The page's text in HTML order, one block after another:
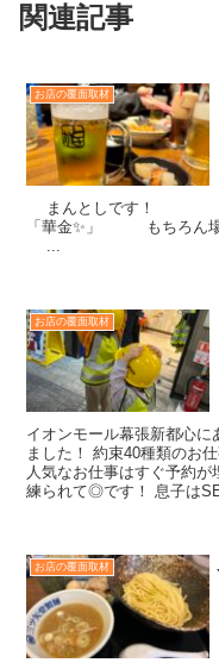
関連記事
お店の覆面取材
まんとしです！ 金曜
「華金✨」 もちろん場
お店の覆面取材
イオンモール幕張新都心に
ました！ 約束40種類のお
人気なお仕事はすぐ予約
練られて◎です！ 息子は
お店の覆面取材